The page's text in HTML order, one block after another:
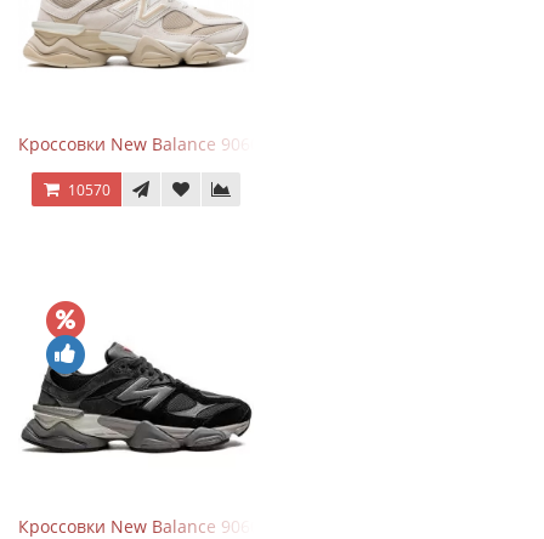
Кроссовки New Balance 9060 Beige White
10570
Кроссовки New Balance 9060 Black Castlerock